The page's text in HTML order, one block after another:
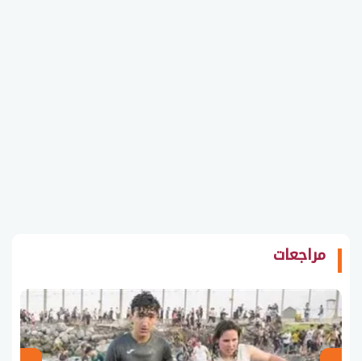
مراجعات